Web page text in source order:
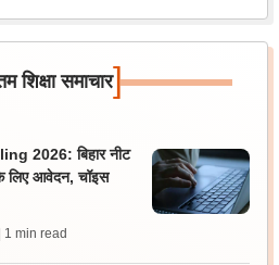
शिक्षा समाचार]
2026: बिहार नीट
लिए आवेदन, चॉइस
| 1 min read